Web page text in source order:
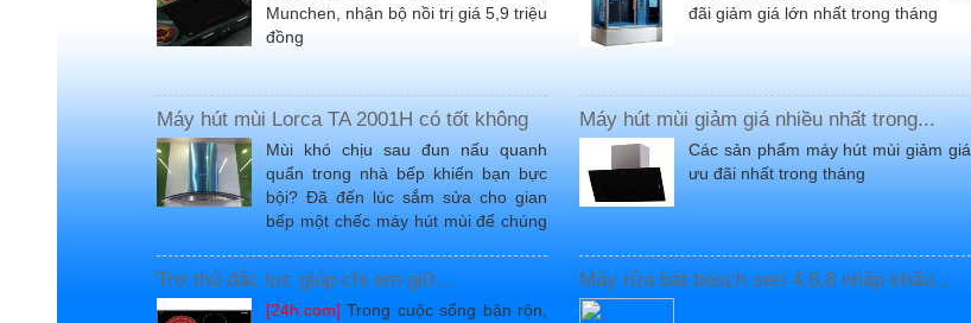
Munchen, nhận bộ nồi trị giá 5,9 triệu
đồng
Máy hút mùi Lorca TA 2001H có tốt không
Mùi khó chịu sau đun nấu quanh
quẩn trong nhà bếp khiến bạn bực
bội? Đã đến lúc sắm sửa cho gian
bếp một chếc máy hút mùi để chúng
Trợ thủ đắc lực giúp chị em giữ...
[24h.com]Trong cuộc sống bận rộn,
đãi giảm giá lớn nhất trong tháng
Máy hút mùi giảm giá nhiều nhất trong...
Các sản phẩm máy hút mùi giảm giá
ưu đãi nhất trong tháng
Máy rửa bát bosch seri 4,6,8 nhập khẩu...